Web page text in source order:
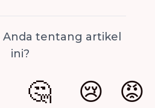
tentang artikel
ini?
🤔 😢 😡